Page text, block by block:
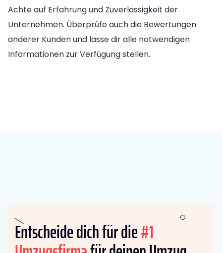
Achte auf Erfahrung und Zuverlässigkeit der
Unternehmen. Überprüfe auch die Bewertungen
anderer Kunden und lasse dir alle notwendigen
Informationen zur Verfügung stellen.
Entscheide dich für die#1